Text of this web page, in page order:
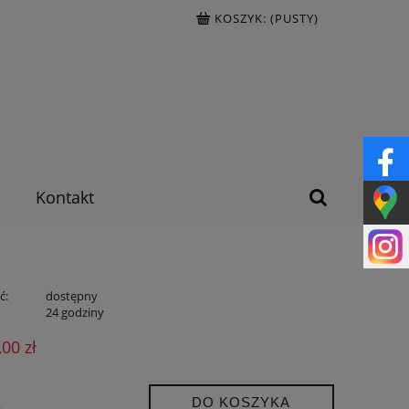
KOSZYK: (PUSTY)
Kontakt
dostępny
24 godziny
zł
DO KOSZYKA